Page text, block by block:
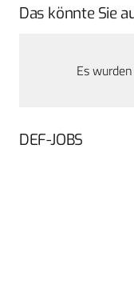
Das könnte Sie
Es
DEF-JOBS